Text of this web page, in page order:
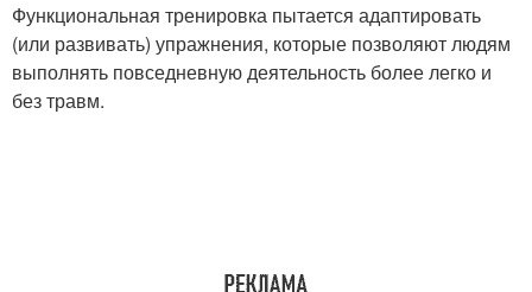
Функциональная тренировка пытается адаптировать
(или развивать) упражнения, которые позволяют людям
выполнять повседневную деятельность более легко и
без травм.